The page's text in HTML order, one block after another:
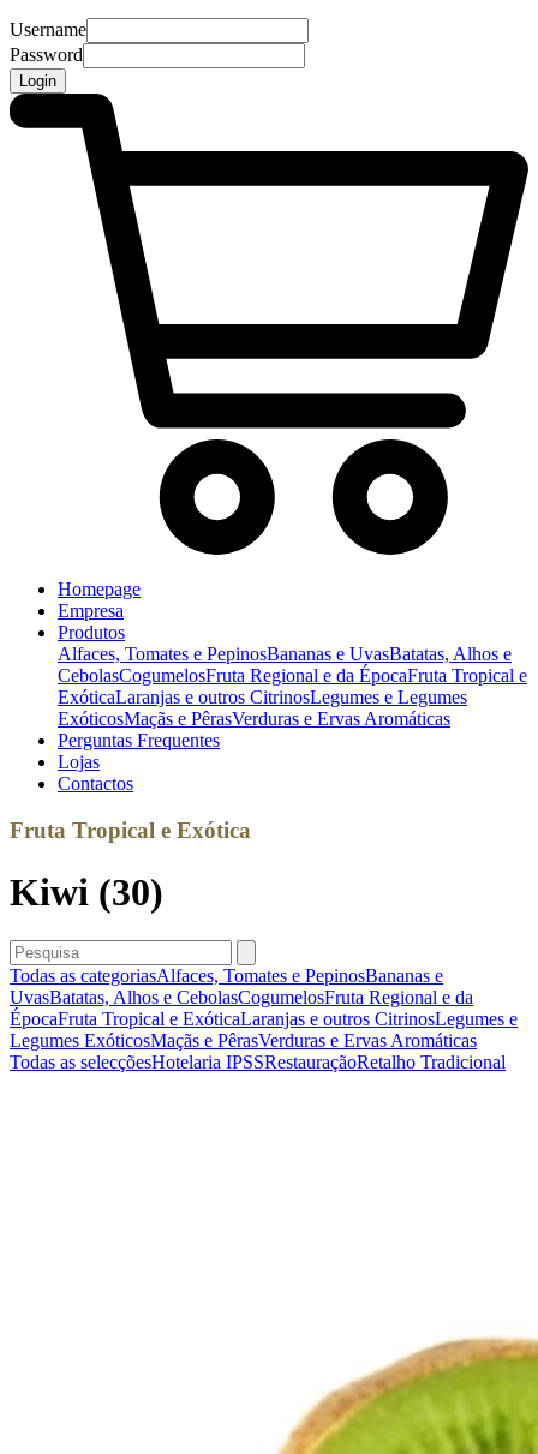
Username
Password
Login
Homepage
Empresa
Produtos
Alfaces, Tomates e PepinosBananas e UvasBatatas, Alhos e
CebolasCogumelosFruta Regional e da ÉpocaFruta Tropical e
ExóticaLaranjas e outros CitrinosLegumes e Legumes
ExóticosMaçãs e PêrasVerduras e Ervas Aromáticas
Perguntas Frequentes
Lojas
Contactos
Fruta Tropical e Exótica
Kiwi (30)
Todas as categoriasAlfaces, Tomates e PepinosBananas e
UvasBatatas, Alhos e CebolasCogumelosFruta Regional e da
ÉpocaFruta Tropical e ExóticaLaranjas e outros CitrinosLegumes e
Legumes ExóticosMaçãs e PêrasVerduras e Ervas Aromáticas
Todas as selecçõesHotelaria IPSSRestauraçãoRetalho Tradicional